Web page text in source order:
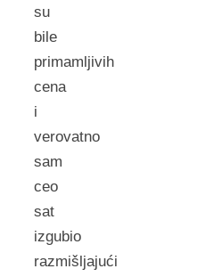
su
bile
primamljivih
cena
i
verovatno
sam
ceo
sat
izgubio
razmišljajući